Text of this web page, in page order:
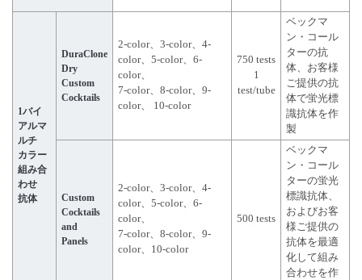
1バイ
アルマ
ルチ
カラー
組み合
わせ
抗体
DuraClone
Dry
Custom
Cocktails
2-color、3-color、4-
color、5-color、6-
color、
7-color、8-color、9-
color、 10-color
750 tests
1
test/tube
ベックマ
ン・コール
ターの抗
体、お客様
ご提供の抗
体で蛍光標
識抗体を作
製
Custom
Cocktails
and
Panels
2-color、3-color、4-
color、5-color、6-
color、
7-color、8-color、9-
color、10-color
500 tests
ベックマ
ン・コール
ターの蛍光
標識抗体、
およびお客
様ご提供の
抗体を最適
化して組み
合わせを作